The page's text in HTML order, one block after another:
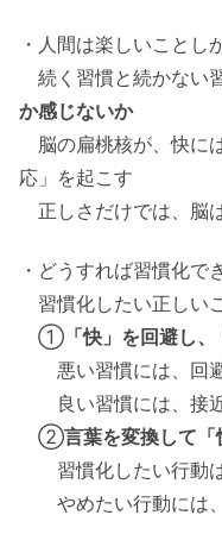
・人間は楽しいことし
続く習慣と続かない
か感じないか
脳の扁桃核が、快に
応」を起こす
正しさだけでは、脳
・どうすれば習慣化で
習慣化したい正しい
① 「快」を回避し
悪い習慣には、回
良い習慣には、接
②言葉を変換して
習慣化したい行動は
やめたい行動には